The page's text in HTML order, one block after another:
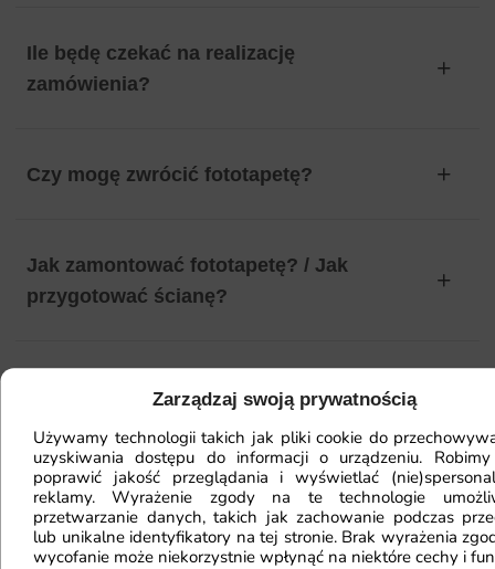
Zarządzaj swoją prywatnością
Używamy technologii takich jak pliki cookie do
uzyskiwania dostępu do informacji o urządzeniu.
poprawić jakość przeglądania i wyświetlać
reklamy. Wyrażenie zgody na te technologie
przetwarzanie danych, takich jak zachowanie podczas
lub unikalne identyfikatory na tej stronie. Brak wyrażenia
wycofanie może niekorzystnie wpłynąć na niektóre cechy i
Ile będę czekać na realizację
zamówienia?
Czy mogę zwrócić fototapetę?
Jak zamontować fototapetę? / Jak
przygotować ścianę?
a inny na komputerze. Jak sprawdzić
kolor?
Jaki materiał wybrać?